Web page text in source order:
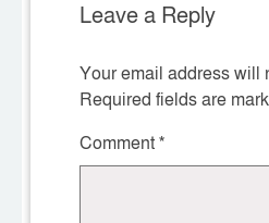
Leave a Reply
Your email address will
Required fields are
Comment*